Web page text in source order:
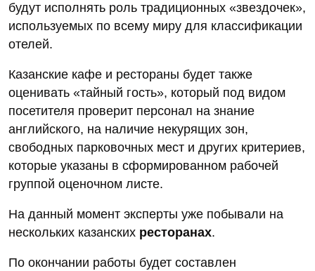
будут исполнять роль традиционных «звездочек»,
используемых по всему миру для классификации
отелей.
Казанские кафе и рестораны будет также
оценивать «тайный гость», который под видом
посетителя проверит персонал на знание
английского, на наличие некурящих зон,
свободных парковочных мест и других критериев,
которые указаны в сформированном рабочей
группой оценочном листе.
На данный момент эксперты уже побывали на
нескольких казанских ресторанах.
По окончании работы будет составлен